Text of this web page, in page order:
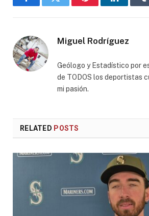
FacebookTwitter PinterestLinkedIn
Miguel Rodríguez
Geólogo y Estadístico por
de TODOS los deportistas
mi pasión.
RELATED POSTS